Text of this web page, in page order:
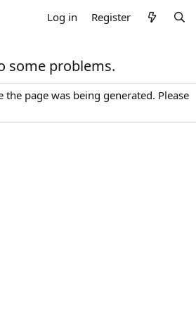
Log in Register
some problems.
page was being generated. Please